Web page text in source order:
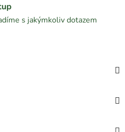
s jakýmkoliv dotazem